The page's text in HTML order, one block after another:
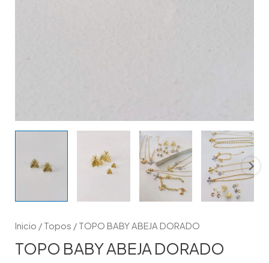
Inicio / Topos / TOPO BABY ABEJA DORADO
TOPO BABY ABEJA DORADO